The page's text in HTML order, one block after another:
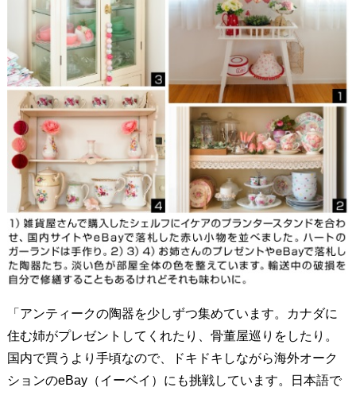
「アンティークの陶器を少しずつ集めています。カナダに
住む姉がプレゼントしてくれたり、骨董屋巡りをしたり。
国内で買うより手頃なので、ドキドキしながら海外オーク
ションのeBay（イーベイ）にも挑戦しています。日本語で